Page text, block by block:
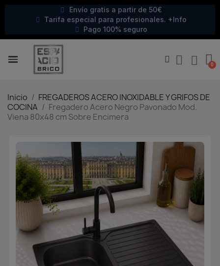
Envío gratis a partir de 50€
Tarifa especial para profesionales. +Info
Pago 100% seguro
Inicio
FREGADEROS ACERO INOXIDABLE Y GRIFOS DE
COCINA
Fregadero Acero Negro Pavonado Mod.
Viena 80x48 cm Sobre Encimera